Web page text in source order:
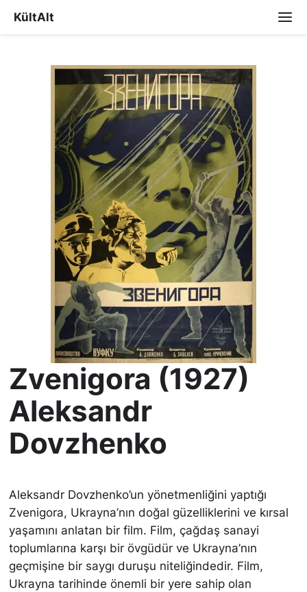
KültAlt
Zvenigora (1927)
Aleksandr
Dovzhenko
Aleksandr Dovzhenko’un yönetmenliğini yaptığı
Zvenigora, Ukrayna’nın doğal güzelliklerini ve kırsal
yaşamını anlatan bir film. Film, çağdaş sanayi
toplumlarına karşı bir övgüdür ve Ukrayna’nın
geçmişine bir saygı duruşu niteliğindedir. Film,
Ukrayna tarihinde önemli bir yere sahip olan